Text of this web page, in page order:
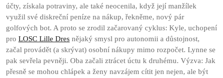
účty, získala potraviny, ale také neocenila, když její manžílek
využil své diskreční peníze na nákup, řekněme, nový pár
golfových bot. A proto se zrodil začarovaný cyklus: Kyle, uchopení
pro LOSC Lille Dres nějaký smysl pro autonomii a důstojnost,
začal provádět (a skrývat) osobní nákupy mimo rozpočet. Lynne se
pak sevřela pevněji. Oba začali ztrácet úctu k druhému. Výzva: Jak
přesně se mohou chlápek a ženy navzájem cítit jen nejen, ale být